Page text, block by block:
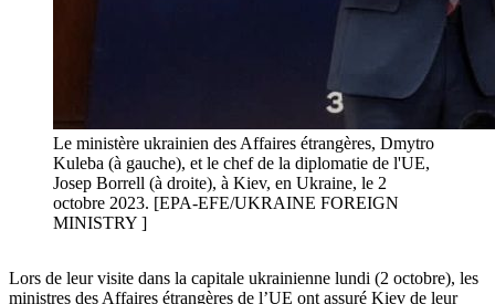
Le ministère ukrainien des Affaires étrangères, Dmytro
Kuleba (à gauche), et le chef de la diplomatie de l'UE,
Josep Borrell (à droite), à Kiev, en Ukraine, le 2
octobre 2023. [EPA-EFE/UKRAINE FOREIGN
MINISTRY ]
Lors de leur visite dans la capitale ukrainienne lundi (2 octobre), les
ministres des Affaires étrangères de l’UE ont assuré Kiev de leur